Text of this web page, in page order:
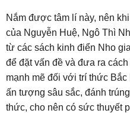
Nắm được tâm lí này, nên
của Nguyễn Huệ, Ngô Thì
từ các sách kinh điển Nho
để đặt vấn đề và đưa ra
mạnh mẽ đối với trí thức
ấn tượng sâu sắc, đánh
thức, cho nên có sức thuyết